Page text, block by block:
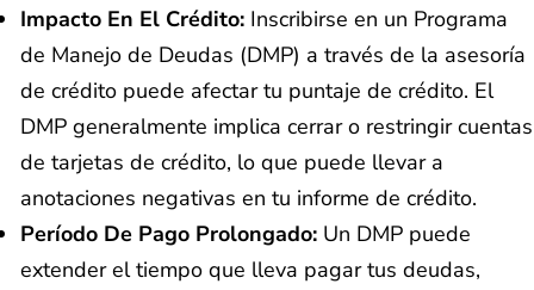
Impacto En El Crédito: Inscribirse en un Programa
de Manejo de Deudas (DMP) a través de la asesoría
de crédito puede afectar tu puntaje de crédito. El
DMP generalmente implica cerrar o restringir cuentas
de tarjetas de crédito, lo que puede llevar a
anotaciones negativas en tu informe de crédito.
Período De Pago Prolongado: Un DMP puede
extender el tiempo que lleva pagar tus deudas,